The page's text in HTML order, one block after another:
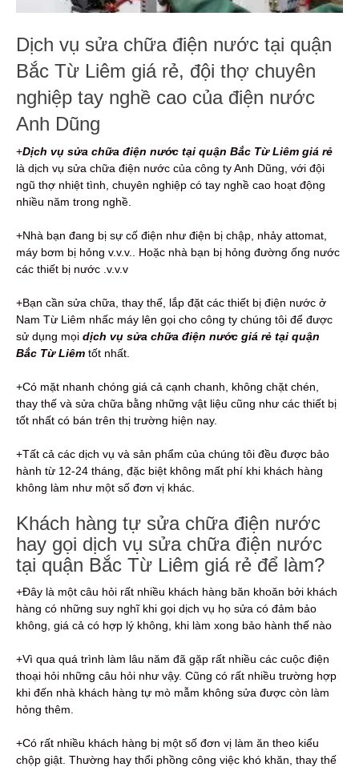
Dịch vụ sửa chữa điện nước tại quận
Bắc Từ Liêm giá rẻ, đội thợ chuyên
nghiệp tay nghề cao của điện nước
Anh Dũng
+Dịch vụ sửa chữa điện nước tại quận Bắc Từ Liêm giá rẻ
là dịch vụ sửa chữa điện nước của công ty Anh Dũng, với đội
ngũ thợ nhiệt tình, chuyên nghiệp có tay nghề cao hoạt động
nhiều năm trong nghề.
+Nhà bạn đang bị sự cố điện như điện bị chập, nhảy attomat,
máy bơm bị hỏng v.v.v.. Hoặc nhà bạn bị hỏng đường ống nước
các thiết bị nước .v.v.v
+Bạn cần sửa chữa, thay thế, lắp đặt các thiết bị điện nước ở
Nam Từ Liêm nhấc máy lên gọi cho công ty chúng tôi để được
sử dụng mọi dịch vụ sửa chữa điện nước giá rẻ tại quận
Bắc Từ Liêm tốt nhất.
+Có mặt nhanh chóng giá cả cạnh chanh, không chặt chén,
thay thế và sửa chữa bằng những vật liệu cũng như các thiết bị
tốt nhất có bán trên thị trường hiện nay.
+Tất cả các dịch vụ và sản phẩm của chúng tôi đều được bảo
hành từ 12-24 tháng, đặc biệt không mất phí khi khách hàng
không làm như một số đơn vị khác.
Khách hàng tự sửa chữa điện nước
hay gọi dịch vụ sửa chữa điện nước
tại quận Bắc Từ Liêm giá rẻ để làm?
+Đây là một câu hỏi rất nhiều khách hàng băn khoăn bởi khách
hàng có những suy nghĩ khi gọi dịch vụ họ sửa có đảm bảo
không, giá cả có hợp lý không, khi làm xong bảo hành thế nào
+Vì qua quá trình làm lâu năm đã gặp rất nhiều các cuộc điện
thoại hỏi những câu hỏi như vậy. Cũng có rất nhiều trường hợp
khi đến nhà khách hàng tự mò mẫm không sửa được còn làm
hỏng thêm.
+Có rất nhiều khách hàng bị một số đơn vị làm ăn theo kiểu
chộp giật. Thường hay thổi phồng công việc khó khăn, thay thế